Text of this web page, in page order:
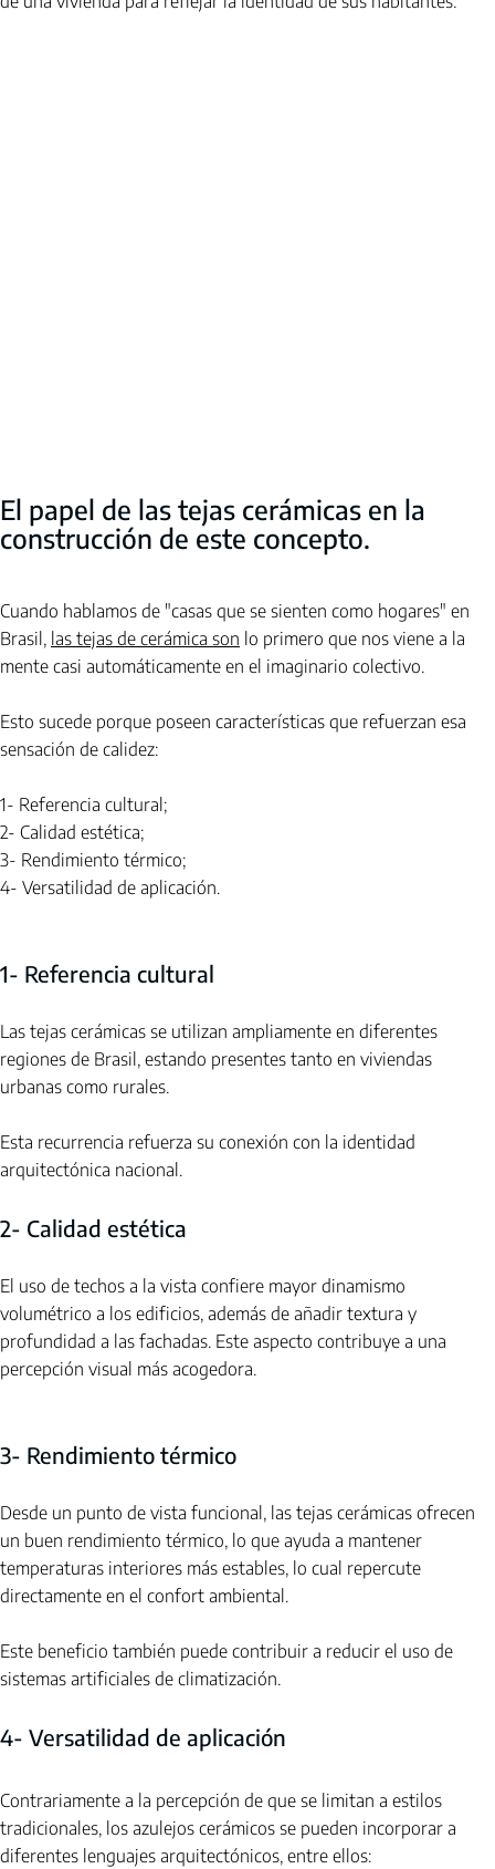
El papel de las tejas cerámicas en la
construcción de este concepto.
Cuando hablamos de "casas que se sienten como hogares" en
Brasil, las tejas de cerámica son lo primero que nos viene a la
mente casi automáticamente en el imaginario colectivo.
Esto sucede porque poseen características que refuerzan esa
sensación de calidez:
1- Referencia cultural;
2- Calidad estética;
3- Rendimiento térmico;
4- Versatilidad de aplicación.
1- Referencia cultural
Las tejas cerámicas se utilizan ampliamente en diferentes
regiones de Brasil, estando presentes tanto en viviendas
urbanas como rurales.
Esta recurrencia refuerza su conexión con la identidad
arquitectónica nacional.
2- Calidad estética
El uso de techos a la vista confiere mayor dinamismo
volumétrico a los edificios, además de añadir textura y
profundidad a las fachadas. Este aspecto contribuye a una
percepción visual más acogedora.
3- Rendimiento térmico
Desde un punto de vista funcional, las tejas cerámicas ofrecen
un buen rendimiento térmico, lo que ayuda a mantener
temperaturas interiores más estables, lo cual repercute
directamente en el confort ambiental.
Este beneficio también puede contribuir a reducir el uso de
sistemas artificiales de climatización.
4- Versatilidad de aplicación
Contrariamente a la percepción de que se limitan a estilos
tradicionales, los azulejos cerámicos se pueden incorporar a
diferentes lenguajes arquitectónicos, entre ellos: